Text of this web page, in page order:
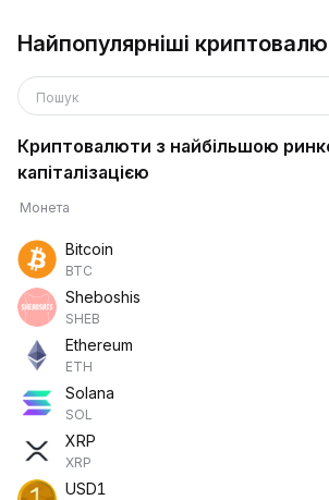
Найпопулярніші
Пошук
Криптовалюти з найбільшою
капіталізацією
Монета
Bitcoin
BTC
Sheboshis
SHEB
Ethereum
ETH
Solana
SOL
XRP
XRP
USD1